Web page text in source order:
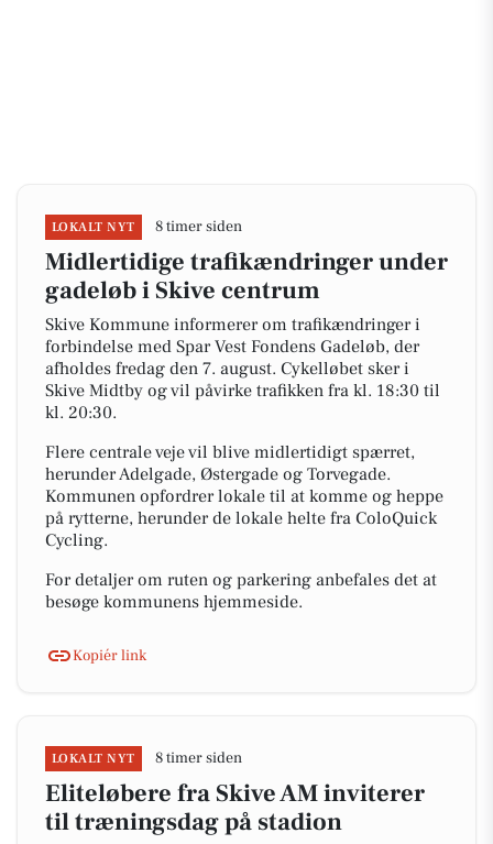
LOKALT NYT 8 timer siden
Midlertidige trafikændringer under
gadeløb i Skive centrum
Skive Kommune informerer om trafikændringer i
forbindelse med Spar Vest Fondens Gadeløb, der
afholdes fredag den 7. august. Cykelløbet sker i
Skive Midtby og vil påvirke trafikken fra kl. 18:30 til
kl. 20:30.
Flere centrale veje vil blive midlertidigt spærret,
herunder Adelgade, Østergade og Torvegade.
Kommunen opfordrer lokale til at komme og heppe
på rytterne, herunder de lokale helte fra ColoQuick
Cycling.
For detaljer om ruten og parkering anbefales det at
besøge kommunens hjemmeside.
Kopiér link
LOKALT NYT 8 timer siden
Eliteløbere fra Skive AM inviterer
til træningsdag på stadion